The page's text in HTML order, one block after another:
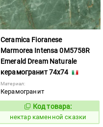
Ceramica Fioranese
Marmorea Intensa 0M5758R
Emerald Dream Naturale
керамогранит 74x74
Материал:
Керамогранит
1129715
Код товара:
нектар каменной сказки